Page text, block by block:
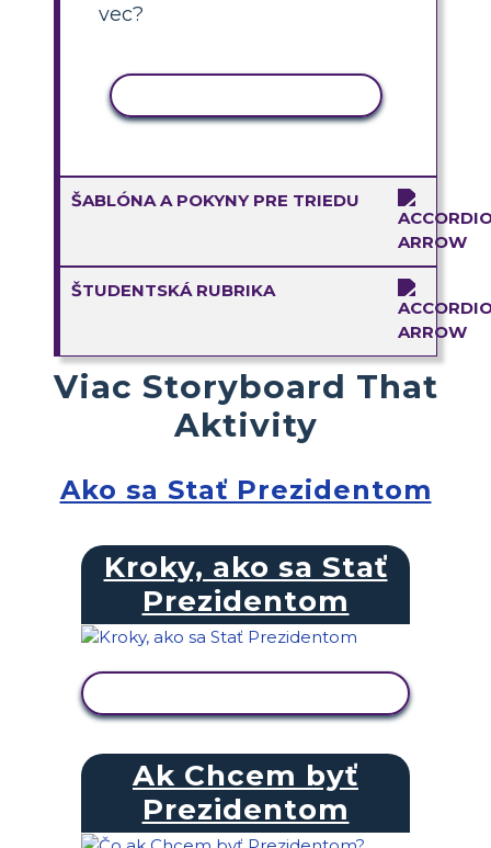
vec?
ŠABLÓNA A POKYNY PRE TRIEDU
ŠTUDENTSKÁ RUBRIKA
Viac Storyboard That
Aktivity
Ako sa Stať Prezidentom
Kroky, ako sa Stať
Prezidentom
Ak Chcem byť
Prezidentom